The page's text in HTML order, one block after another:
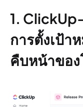
1.
การตั้งเป้า
คืบหน้าของ